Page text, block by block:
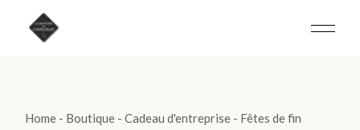
content
Home Boutique Cadeau d'entreprise
Fêtes de fin